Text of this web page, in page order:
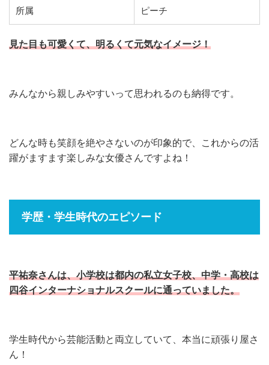
所属 ピーチ
見た目も可愛くて、明るくて元気なイメージ！
みんなから親しみやすいって思われるのも納得です。
どんな時も笑顔を絶やさないのが印象的で、これからの活
躍がますます楽しみな女優さんですよね！
学歴・学生時代のエピソード
平祐奈さんは、小学校は都内の私立女子校、中学・高校は
四谷インターナショナルスクールに通っていました。
学生時代から芸能活動と両立していて、本当に頑張り屋さ
ん！